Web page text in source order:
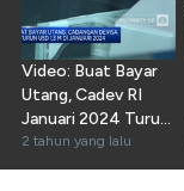
Video: Buat Bayar
Utang, Cadev RI
Januari 2024 Turun
Jadi USD 145 M
2 tahun yang lalu